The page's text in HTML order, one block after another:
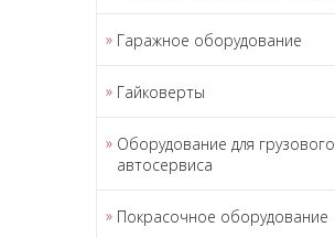
Гаражное оборудование
Гайковерты
Оборудование для грузового
автосервиса
Покрасочное оборудование